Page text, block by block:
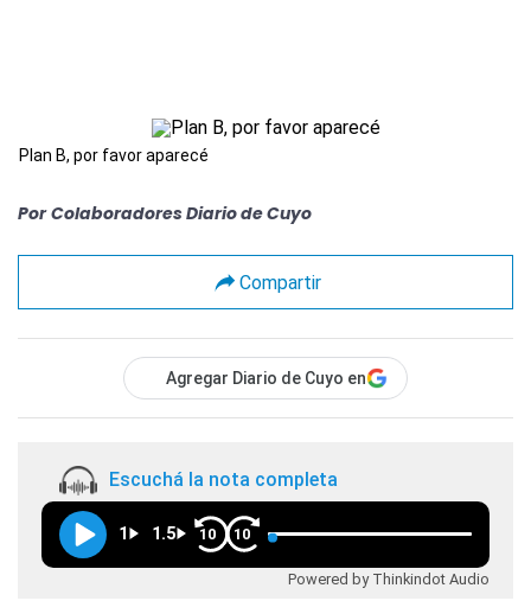
Plan B, por favor aparecé
Por Colaboradores Diario de Cuyo
Compartir
Agregar Diario de Cuyo en
Escuchá la nota completa
1 1.5 10 10
Powered by Thinkindot Audio